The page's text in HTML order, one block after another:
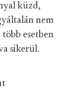
küzd,
nem
esetben
sikerül.